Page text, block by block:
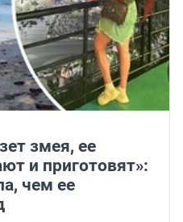
змея, ее
и приготовят»:
чем ее